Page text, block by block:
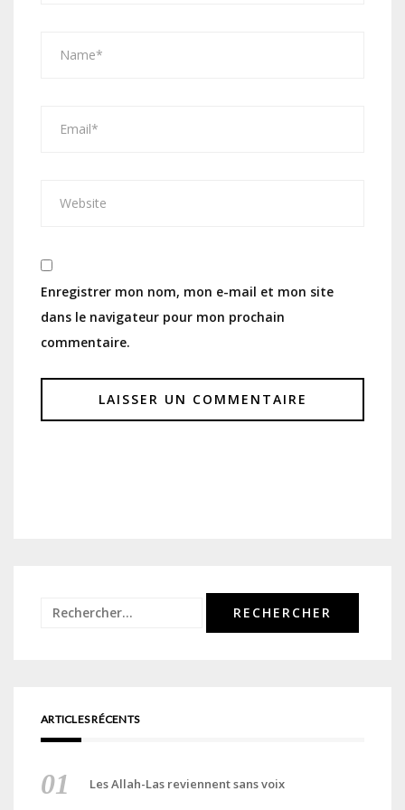
Enregistrer mon nom, mon e-mail et mon site
dans le navigateur pour mon prochain
commentaire.
Rechercher :
ARTICLES RÉCENTS
Les Allah-Las reviennent sans voix